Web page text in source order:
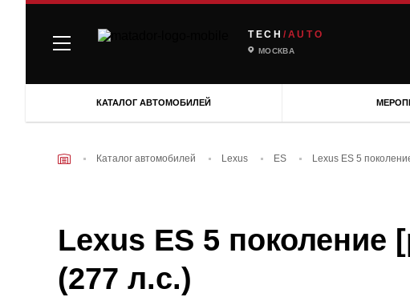
TECH /AUTO
МОСКВА
КАТАЛОГ АВТОМОБИЛЕЙ
Каталог автомобилей Lexus ES Lexus ES 5
Lexus ES 5 поколение
(277 л.с.)